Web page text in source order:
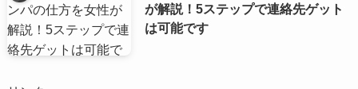
が解説！5ステップで連絡先ゲット
は可能です